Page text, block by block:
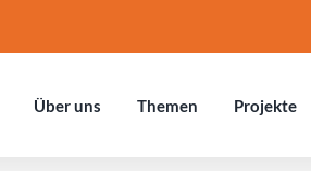
Über uns Themen Projekte